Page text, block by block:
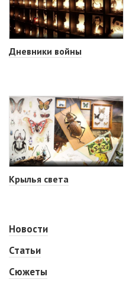
Дневники войны
Крылья света
Новости
Статьи
Сюжеты